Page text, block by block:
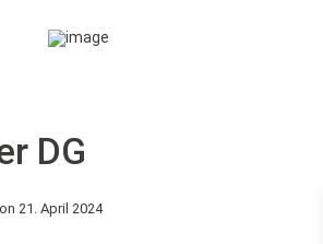
DG
21. April 2024